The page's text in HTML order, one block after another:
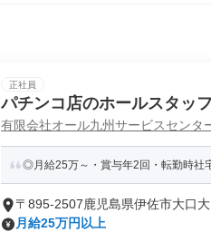
正社員
パチンコ店のホールスタッフ
有限会社オール九州サービスセンタ
◎月給25万～・賞与年2回・転勤時社
〒895-2507鹿児島県伊佐市大口大
月給25万円以上